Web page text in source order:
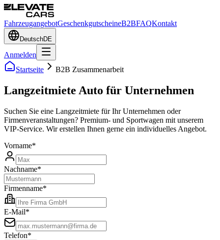
FahrzeugangebotGeschenkgutscheineB2BFAQKontakt
DeutschDE
Anmelden
Startseite
B2B Zusammenarbeit
Langzeitmiete Auto für Unternehmen
Suchen Sie eine Langzeitmiete für Ihr Unternehmen oder
Firmenveranstaltungen? Premium- und Sportwagen mit unserem
VIP-Service. Wir erstellen Ihnen gerne ein individuelles Angebot.
Vorname*
Nachname*
Firmenname*
E-Mail*
Telefon*